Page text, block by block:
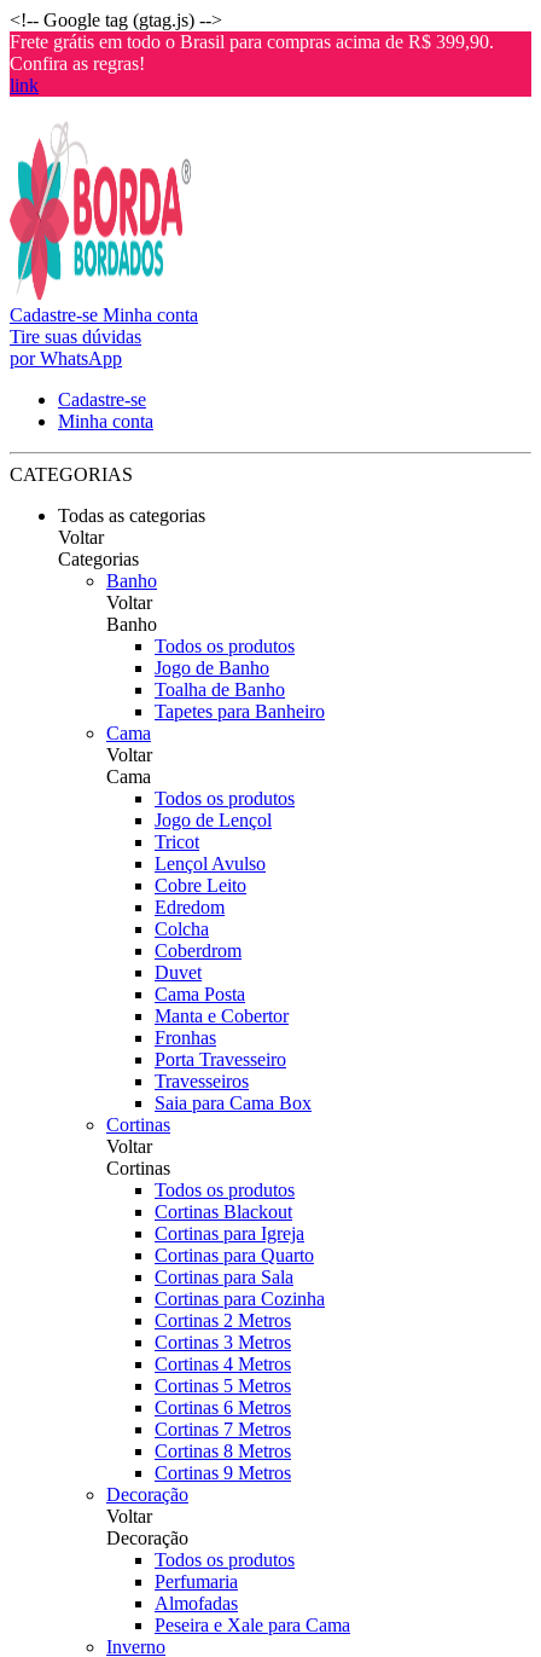
<!-- Google tag (gtag.js) -->
Frete grátis em todo o Brasil para compras acima de R$ 399,90.
Confira as regras!
link
Cadastre-se Minha conta
Tire suas dúvidas
por WhatsApp
Cadastre-se
Minha conta
CATEGORIAS
Todas as categorias
Voltar
Categorias
Banho
Voltar
Banho
Todos os produtos
Jogo de Banho
Toalha de Banho
Tapetes para Banheiro
Cama
Voltar
Cama
Todos os produtos
Jogo de Lençol
Tricot
Lençol Avulso
Cobre Leito
Edredom
Colcha
Coberdrom
Duvet
Cama Posta
Manta e Cobertor
Fronhas
Porta Travesseiro
Travesseiros
Saia para Cama Box
Cortinas
Voltar
Cortinas
Todos os produtos
Cortinas Blackout
Cortinas para Igreja
Cortinas para Quarto
Cortinas para Sala
Cortinas para Cozinha
Cortinas 2 Metros
Cortinas 3 Metros
Cortinas 4 Metros
Cortinas 5 Metros
Cortinas 6 Metros
Cortinas 7 Metros
Cortinas 8 Metros
Cortinas 9 Metros
Decoração
Voltar
Decoração
Todos os produtos
Perfumaria
Almofadas
Peseira e Xale para Cama
Inverno